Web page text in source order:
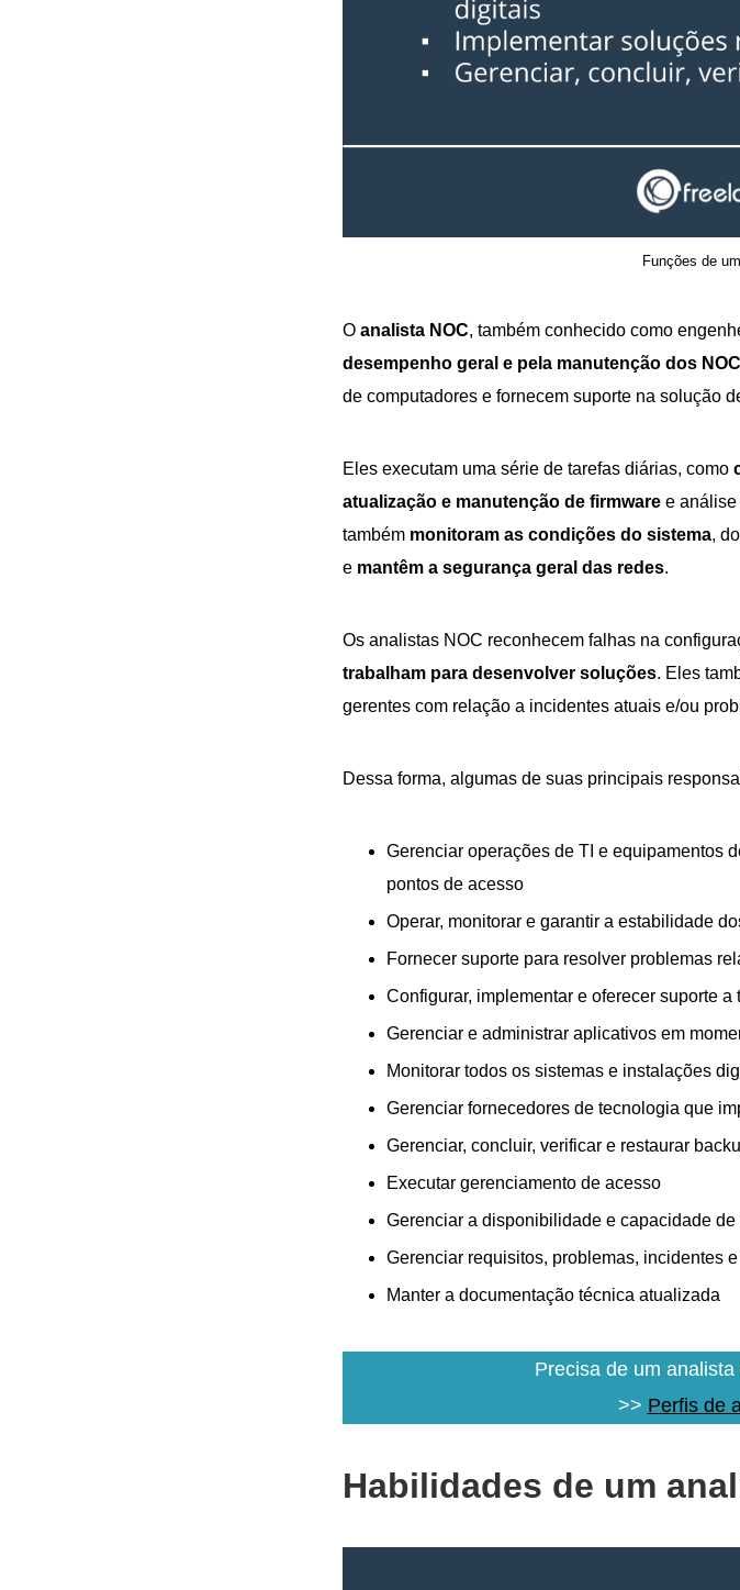
Funções de
O analista NOC, também conhecido como
desempenho geral e pela manutenção dos
de computadores e fornecem suporte na solução
Eles executam uma série de tarefas diárias, como
atualização e manutenção de firmware e análise
também monitoram as condições do sistema,
e mantêm a segurança geral das redes.
Os analistas NOC reconhecem falhas na
trabalham para desenvolver soluções. Eles
gerentes com relação a incidentes atuais e/ou
Dessa forma, algumas de suas principais
Gerenciar operações de TI e equipamentos
pontos de acesso
Operar, monitorar e garantir a estabilidade
Fornecer suporte para resolver problemas
Configurar, implementar e oferecer suporte
Gerenciar e administrar aplicativos em
Monitorar todos os sistemas e instalações
Gerenciar fornecedores de tecnologia que
Gerenciar, concluir, verificar e restaurar
Executar gerenciamento de acesso
Gerenciar a disponibilidade e capacidade de
Gerenciar requisitos, problemas, incidentes
Manter a documentação técnica atualizada
Precisa de um
>> Perfis de
Habilidades de um